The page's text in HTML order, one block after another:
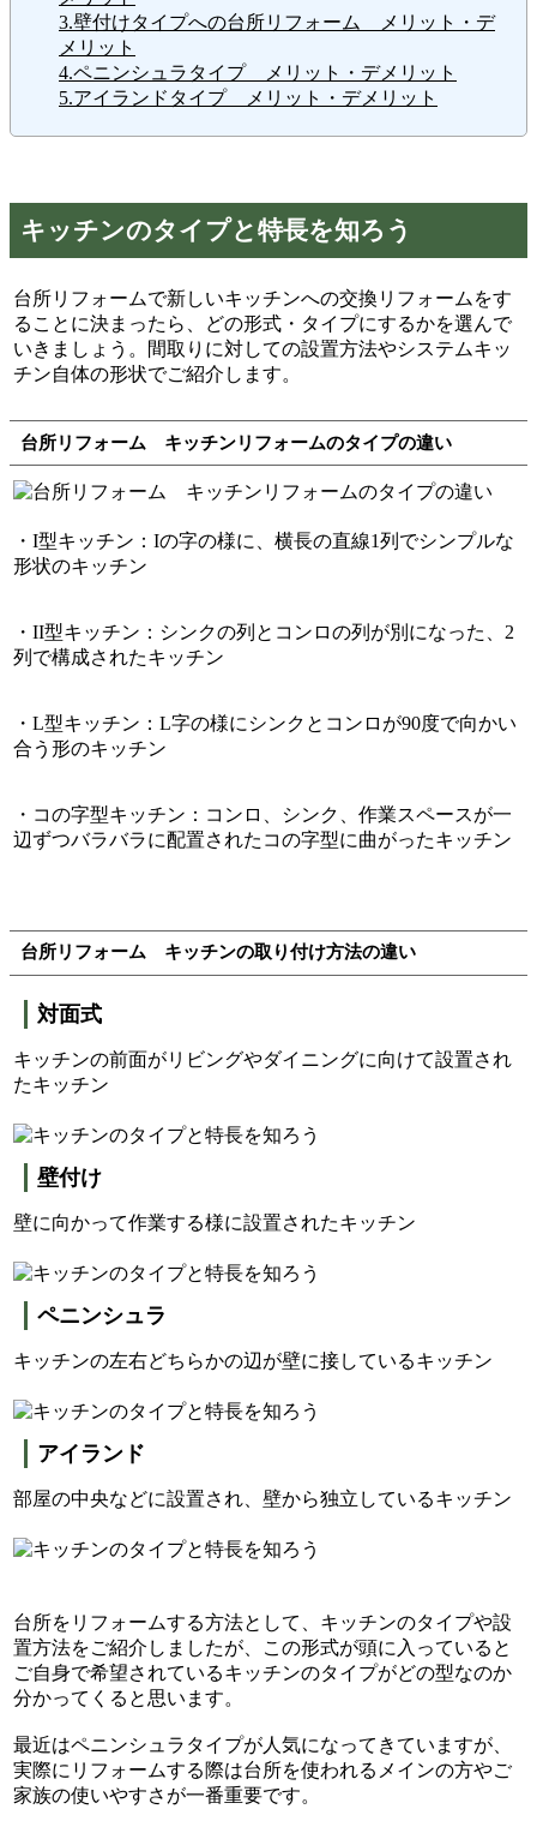
3.壁付けタイプへの台所リフォーム メリット・デ
メリット
4.ペニンシュラタイプ メリット・デメリット
5.アイランドタイプ メリット・デメリット
キッチンのタイプと特長を知ろう
台所リフォームで新しいキッチンへの交換リフォームをす
ることに決まったら、どの形式・タイプにするかを選んで
いきましょう。間取りに対しての設置方法やシステムキッ
チン自体の形状でご紹介します。
台所リフォーム キッチンリフォームのタイプの違い
・I型キッチン：Iの字の様に、横長の直線1列でシンプルな
形状のキッチン
・II型キッチン：シンクの列とコンロの列が別になった、2
列で構成されたキッチン
・L型キッチン：L字の様にシンクとコンロが90度で向かい
合う形のキッチン
・コの字型キッチン：コンロ、シンク、作業スペースが一
辺ずつバラバラに配置されたコの字型に曲がったキッチン
台所リフォーム キッチンの取り付け方法の違い
対面式
キッチンの前面がリビングやダイニングに向けて設置され
たキッチン
壁付け
壁に向かって作業する様に設置されたキッチン
ペニンシュラ
キッチンの左右どちらかの辺が壁に接しているキッチン
アイランド
部屋の中央などに設置され、壁から独立しているキッチン
台所をリフォームする方法として、キッチンのタイプや設
置方法をご紹介しましたが、この形式が頭に入っていると
ご自身で希望されているキッチンのタイプがどの型なのか
分かってくると思います。
最近はペニンシュラタイプが人気になってきていますが、
実際にリフォームする際は台所を使われるメインの方やご
家族の使いやすさが一番重要です。